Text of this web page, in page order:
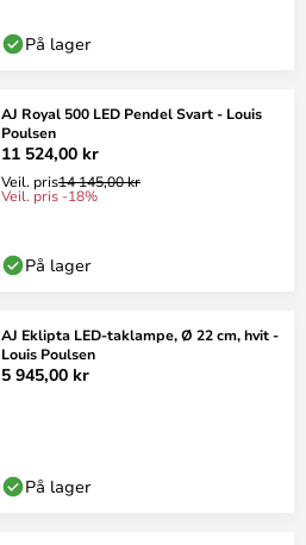
På lager
AJ Royal 500 LED Pendel Svart - Louis
Poulsen
11 524,00 kr
Veil. pris14 145,00 kr
Veil. pris -18%
På lager
AJ Eklipta LED-taklampe, Ø 22 cm, hvit -
Louis Poulsen
5 945,00 kr
På lager